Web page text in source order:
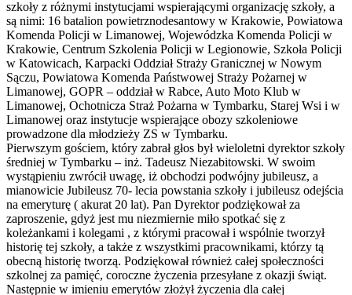
szkoły z różnymi instytucjami wspierającymi organizację szkoły, a
są nimi: 16 batalion powietrznodesantowy w Krakowie, Powiatowa
Komenda Policji w Limanowej, Wojewódzka Komenda Policji w
Krakowie, Centrum Szkolenia Policji w Legionowie, Szkoła Policji
w Katowicach, Karpacki Oddział Straży Granicznej w Nowym
Sączu, Powiatowa Komenda Państwowej Straży Pożarnej w
Limanowej, GOPR – oddział w Rabce, Auto Moto Klub w
Limanowej, Ochotnicza Straż Pożarna w Tymbarku, Starej Wsi i w
Limanowej oraz instytucje wspierające obozy szkoleniowe
prowadzone dla młodzieży ZS w Tymbarku.
Pierwszym gościem, który zabrał głos był wieloletni dyrektor szkoły
średniej w Tymbarku – inż. Tadeusz Niezabitowski. W swoim
wystąpieniu zwrócił uwagę, iż obchodzi podwójny jubileusz, a
mianowicie Jubileusz 70- lecia powstania szkoły i jubileusz odejścia
na emeryturę ( akurat 20 lat). Pan Dyrektor podziękował za
zaproszenie, gdyż jest mu niezmiernie miło spotkać się z
koleżankami i kolegami , z którymi pracował i wspólnie tworzył
historię tej szkoły, a także z wszystkimi pracownikami, którzy tą
obecną historię tworzą. Podziękował również całej społeczności
szkolnej za pamięć, coroczne życzenia przesyłane z okazji świąt.
Następnie w imieniu emerytów złożył życzenia dla całej